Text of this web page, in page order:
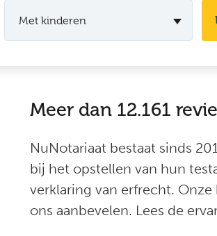
Met kinderen
Meer dan 12.161
NuNotariaat bestaat sinds
bij het opstellen van hun
verklaring van erfrecht.
ons aanbevelen. Lees de